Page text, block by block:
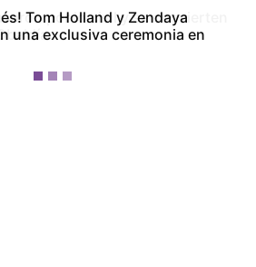
por lo civil y se convierten